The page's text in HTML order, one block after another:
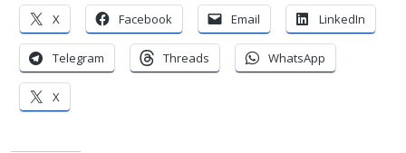
X Facebook Email LinkedIn
Telegram Threads WhatsApp
X